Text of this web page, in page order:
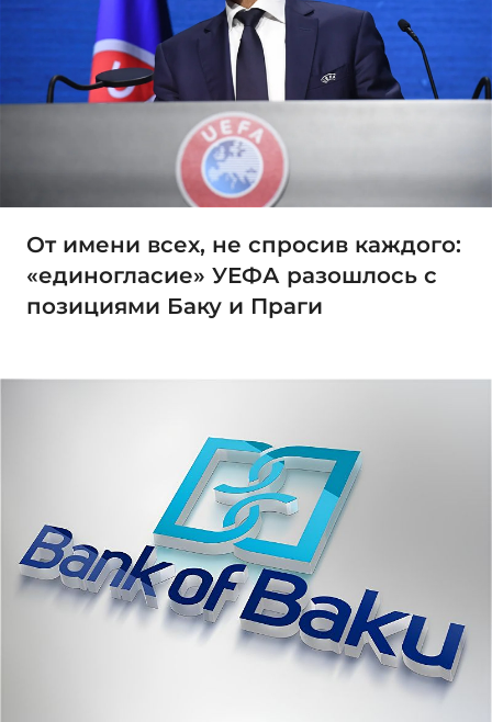
От имени всех, не спросив каждого:
«единогласие» УЕФА разошлось с
позициями Баку и Праги